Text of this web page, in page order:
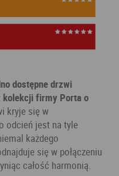
dostępne drzwi
kolekcji firmy Porta o
kryje się w
odcień jest na tyle
każdego
się w połączeniu
całość harmonią.